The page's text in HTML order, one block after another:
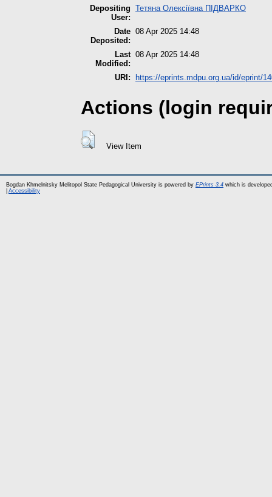
Depositing
User:
Тетяна Олексіївна ПІДВАРКО
Date
Deposited:
08 Apr 2025 14:48
Last
Modified:
08 Apr 2025 14:48
URI: https://eprints.mdpu.org.ua/id/eprint/
Actions (login
View Item
Bogdan Khmelnitsky Melitopol State Pedagogical University is powered by EPrints 3.4 which is
Accessibility